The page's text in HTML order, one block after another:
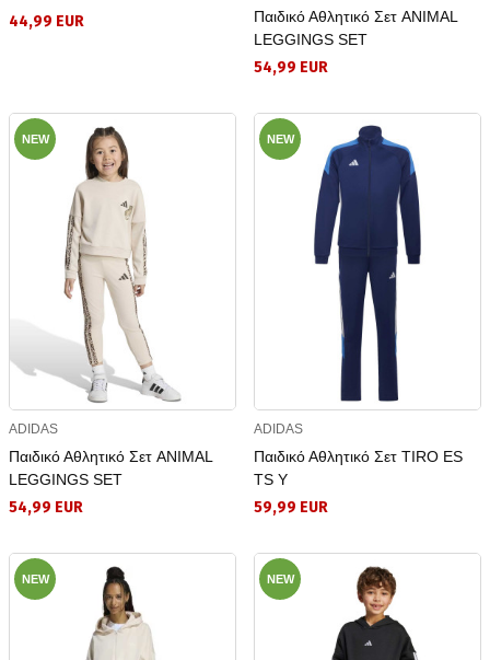
44,99 EUR
Παιδικό Αθλητικό Σετ ANIMAL
LEGGINGS SET
54,99 EUR
NEW
ADIDAS
Παιδικό Αθλητικό Σετ ANIMAL
LEGGINGS SET
54,99 EUR
NEW
ADIDAS
Παιδικό Αθλητικό Σετ TIRO ES
TS Y
59,99 EUR
NEW NEW